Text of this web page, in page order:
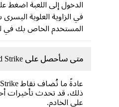
الدخول إلى اللعبة اضغط على
في الزاوية العلوية اليسرى
المستخدم الخاص بك في لعبة
متى سأحصل على Blood Strike بعد إعادة التعبئة؟
ذلك، قد تحدث تأخيرات
على الخادم.